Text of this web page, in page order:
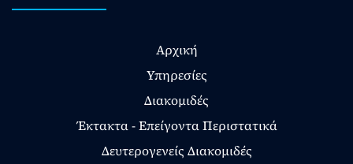
Αρχική
Υπηρεσίες
Διακομιδές
Έκτακτα - Επείγοντα Περιστατικά
Δευτερογενείς Διακομιδές